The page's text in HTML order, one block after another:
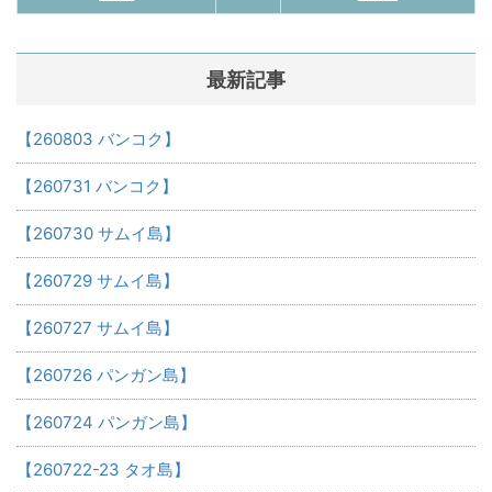
最新記事
【260803 バンコク】
【260731 バンコク】
【260730 サムイ島】
【260729 サムイ島】
【260727 サムイ島】
【260726 パンガン島】
【260724 パンガン島】
【260722-23 タオ島】